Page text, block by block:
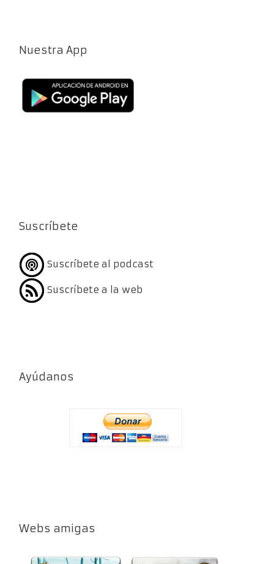
Nuestra App
Suscríbete
Suscríbete al podcast
Suscríbete a la web
Ayúdanos
Webs amigas